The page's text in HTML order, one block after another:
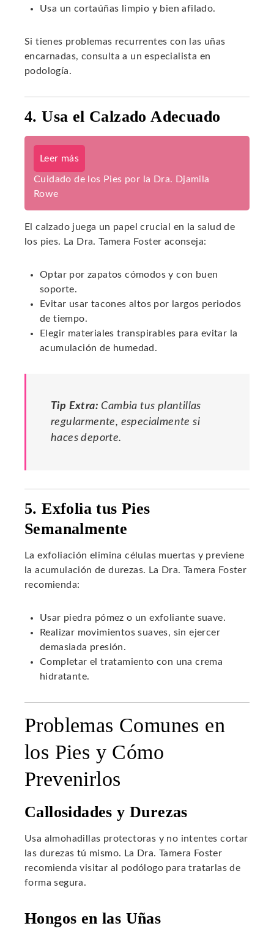
Usa un cortaúñas limpio y bien afilado.
Si tienes problemas recurrentes con las uñas
encarnadas, consulta a un especialista en
podología.
4. Usa el Calzado Adecuado
Leer más
Cuidado de los Pies por la Dra. Djamila
Rowe
El calzado juega un papel crucial en la salud de
los pies. La Dra. Tamera Foster aconseja:
Optar por zapatos cómodos y con buen
soporte.
Evitar usar tacones altos por largos periodos
de tiempo.
Elegir materiales transpirables para evitar la
acumulación de humedad.
Tip Extra: Cambia tus plantillas
regularmente, especialmente si
haces deporte.
5. Exfolia tus Pies
Semanalmente
La exfoliación elimina células muertas y previene
la acumulación de durezas. La Dra. Tamera Foster
recomienda:
Usar piedra pómez o un exfoliante suave.
Realizar movimientos suaves, sin ejercer
demasiada presión.
Completar el tratamiento con una crema
hidratante.
Problemas Comunes en
los Pies y Cómo
Prevenirlos
Callosidades y Durezas
Usa almohadillas protectoras y no intentes cortar
las durezas tú mismo. La Dra. Tamera Foster
recomienda visitar al podólogo para tratarlas de
forma segura.
Hongos en las Uñas